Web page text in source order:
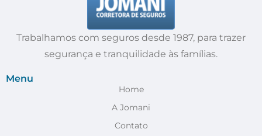
Trabalhamos com seguros desde 1987, para trazer
segurança e tranquilidade às famílias.
Menu
Home
A Jomani
Contato